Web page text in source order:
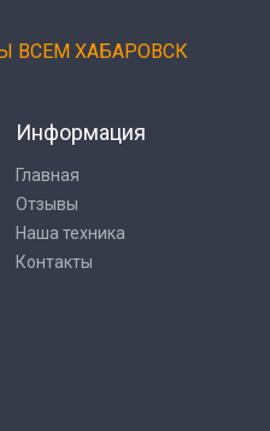
ВСЕМ ХАБАРОВСК
Информация
Главная
Отзывы
Наша техника
Контакты